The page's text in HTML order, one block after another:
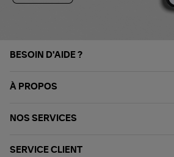
BESOIN D'AIDE ?
À PROPOS
NOS SERVICES
SERVICE CLIENT